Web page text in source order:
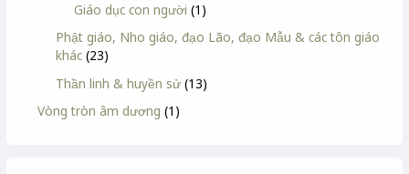
Giáo dục con người (1)
Phật giáo, Nho giáo, đạo Lão, đạo Mẫu & các tôn giáo
khác (23)
Thần linh & huyền sử (13)
Vòng tròn âm dương (1)